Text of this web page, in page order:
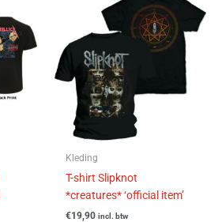
product
heeft
meerdere
Deze
optie
Kleding
T-shirt Slipknot
*creatures* ‘official item’
€19,90 incl. btw
product
heeft
variaties.
Deze
de